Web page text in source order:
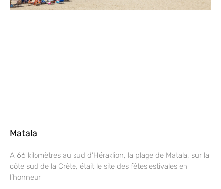
Matala
A 66 kilomètres au sud d’Héraklion, la plage de Matala, sur la
côte sud de la Crète, était le site des fêtes estivales en
l’honneur